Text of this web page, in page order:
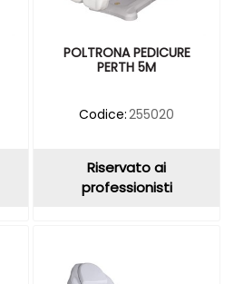
POLTRONA PEDICURE
PERTH 5M
Codice:255020
Riservato ai
professionisti